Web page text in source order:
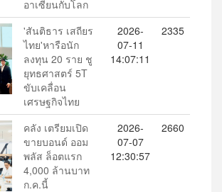
อาเซียนกับโลก
'สันติธาร เสถียร
ไทย'หารือนัก
ลงทุน 20 ราย ชู
ยุทธศาสตร์ 5T
ขับเคลื่อน
เศรษฐกิจไทย
2026-
07-11
14:07:11
2335
คลัง เตรียมเปิด
ขายบอนด์ ออม
พลัส ล็อตแรก
4,000 ล้านบาท
ก.ค.นี้
2026-
07-07
12:30:57
2660